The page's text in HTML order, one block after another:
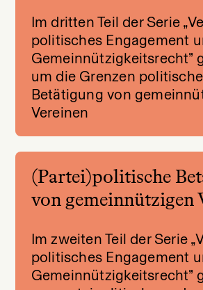
Im dritten Teil der Serie
politisches Engagement
Gemeinnützigkeitsrecht”
um die Grenzen
Betätigung von
Vereinen
(Partei)politische
von gemeinnützigen
Im zweiten Teil der Serie
politisches Engagement
Gemeinnützigkeitsrecht”